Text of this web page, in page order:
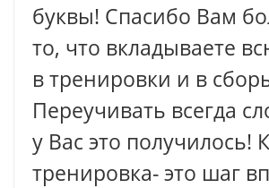
буквы! Спасибо Вам
то, что вкладываете
в тренировки и в
Переучивать всегда
у Вас это получилось!
тренировка- это шаг